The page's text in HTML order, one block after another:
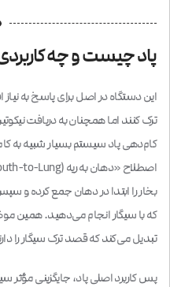
پاد چیست و چه
این دستگاه در اصل برای پاسخ به
ترک کنند اما همچنان به دریافت
کام‌دهی پاد سیستم بسیار شبیه به
بخار را ابتدا در دهان جمع کرده و
که با سیگار انجام می‌دهید. همین
تبدیل می‌کند که قصد ترک سیگار را
پس کاربرد اصلی پاد، جایگزینی